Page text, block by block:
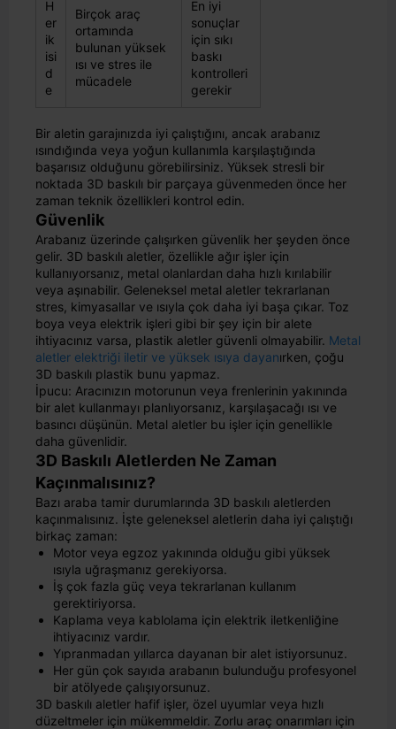
H
er
ik
isi
d
e
Birçok araç
ortamında
bulunan yüksek
ısı ve stres ile
mücadele
En iyi
sonuçlar
için sıkı
baskı
kontrolleri
gerekir
Bir aletin garajınızda iyi çalıştığını, ancak arabanız
ısındığında veya yoğun kullanımla karşılaştığında
başarısız olduğunu görebilirsiniz. Yüksek stresli bir
noktada 3D baskılı bir parçaya güvenmeden önce her
zaman teknik özellikleri kontrol edin.
Güvenlik
Arabanız üzerinde çalışırken güvenlik her şeyden önce
gelir. 3D baskılı aletler, özellikle ağır işler için
kullanıyorsanız, metal olanlardan daha hızlı kırılabilir
veya aşınabilir. Geleneksel metal aletler tekrarlanan
stres, kimyasallar ve ısıyla çok daha iyi başa çıkar. Toz
boya veya elektrik işleri gibi bir şey için bir alete
ihtiyacınız varsa, plastik aletler güvenli olmayabilir. Metal
aletler elektriği iletir ve yüksek ısıya dayanırken, çoğu
3D baskılı plastik bunu yapmaz.
İpucu: Aracınızın motorunun veya frenlerinin yakınında
bir alet kullanmayı planlıyorsanız, karşılaşacağı ısı ve
basıncı düşünün. Metal aletler bu işler için genellikle
daha güvenlidir.
3D Baskılı Aletlerden Ne Zaman
Kaçınmalısınız?
Bazı araba tamir durumlarında 3D baskılı aletlerden
kaçınmalısınız. İşte geleneksel aletlerin daha iyi çalıştığı
birkaç zaman:
Motor veya egzoz yakınında olduğu gibi yüksek
ısıyla uğraşmanız gerekiyorsa.
İş çok fazla güç veya tekrarlanan kullanım
gerektiriyorsa.
Kaplama veya kablolama için elektrik iletkenliğine
ihtiyacınız vardır.
Yıpranmadan yıllarca dayanan bir alet istiyorsunuz.
Her gün çok sayıda arabanın bulunduğu profesyonel
bir atölyede çalışıyorsunuz.
3D baskılı aletler hafif işler, özel uyumlar veya hızlı
düzeltmeler için mükemmeldir. Zorlu araç onarımları için